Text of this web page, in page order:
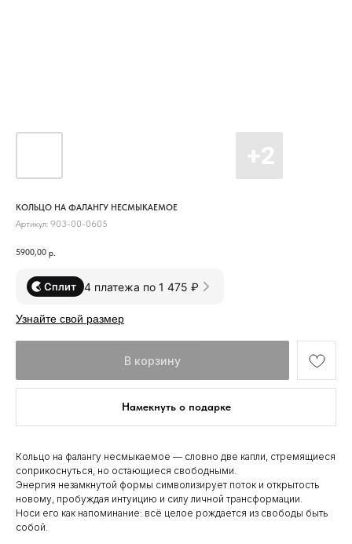
КОЛЬЦО НА ФАЛАНГУ НЕСМЫКАЕМОЕ
Артикул: 903-00-0605
5900,00 р.
Сплит 4 платежа по 1 475 ₽
Узнайте свой размер
В корзину
Намекнуть о подарке
Кольцо на фалангу несмыкаемое — словно две капли, стремящиеся
соприкоснуться, но остающиеся свободными.
Энергия незамкнутой формы символизирует поток и открытость
новому, пробуждая интуицию и силу личной трансформации.
Носи его как напоминание: всё целое рождается из свободы быть
собой.